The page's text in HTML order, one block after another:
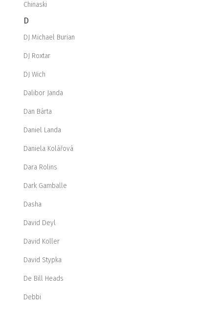
Chinaski
D
DJ Michael Burian
DJ Roxtar
DJ Wich
Dalibor Janda
Dan Bárta
Daniel Landa
Daniela Kolářová
Dara Rolins
Dark Gamballe
Dasha
David Deyl
David Koller
David Stypka
De Bill Heads
Debbi